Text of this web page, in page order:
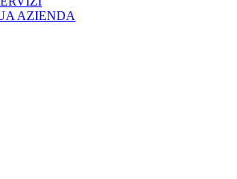
AZIENDA